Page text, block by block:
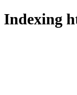
Indexing